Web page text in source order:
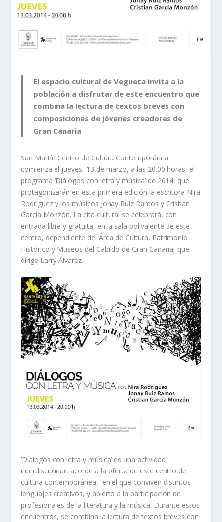
El espacio cultural de Vegueta invita a la
población a disfrutar de este encuentro que
combina la lectura de textos breves con
composiciones de jóvenes creadores de
Gran Canaria
San Martín Centro de Cultura Contemporánea
comienza el jueves, 13 de marzo, a las 20.00 horas, el
programa ‘Diálogos con letra y música’ de 2014, que
protagonizarán en esta primera edición la escritora Nira
Rodríguez y los músicos Jonay Ruiz Ramos y Cristian
García Monzón. La cita cultural se celebrará, con
entrada libre y gratuita, en la sala polivalente de este
centro, dependiente del Área de Cultura, Patrimonio
Histórico y Museos del Cabildo de Gran Canaria, que
dirige Larry Álvarez.
‘Diálogos con letra y música’ es una actividad
interdisciplinar, acorde a la oferta de este centro de
cultura contemporánea, en el que conviven distintos
lenguajes creativos, y abierto a la participación de
profesionales de la literatura y la música. Durante estos
encuentros, se combina la lectura de textos breves con